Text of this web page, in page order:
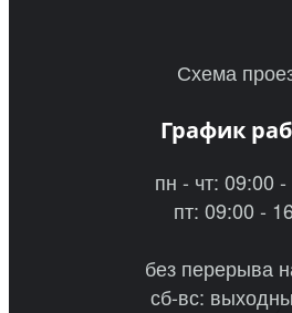
Схема
График
пн - чт: 09:00
пт: 09:00 -
без перерыва
сб-вс: